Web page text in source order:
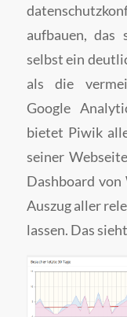
aufbauen, das
selbst ein
als die
Google
bietet Piwik
seiner
Dashboard von
Auszug aller
lassen. Das